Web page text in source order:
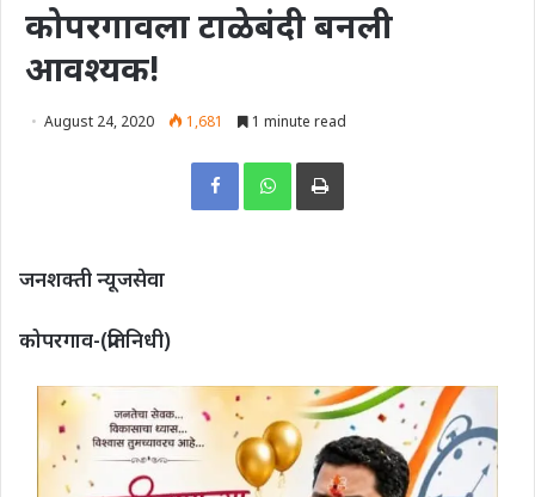
कोपरगावला टाळेबंदी बनली
आवश्यक!
August 24, 2020 1,681 1 minute read
Print
जनशक्ती न्यूजसेवा
कोपरगाव-(प्रतिनिधी)